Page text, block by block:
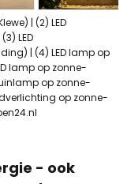
| (2) LED
LED
| (4) LED lamp op
lamp op zonne-
tuinlamp op zonne-
op zonne-
- ook